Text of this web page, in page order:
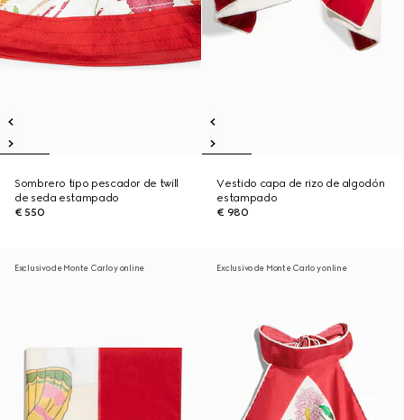
Sombrero tipo pescador de twill
de seda estampado
€ 550
Vestido capa de rizo de algodón
estampado
€ 980
Exclusivo de Monte Carlo y online Exclusivo de Monte Carlo y online